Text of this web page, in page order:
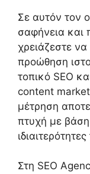
Σε αυτόν τον
σαφήνεια και
χρειάζεστε να
προώθηση
τοπικό SEO
content
μέτρηση
πτυχή με βάση
Στη SEO